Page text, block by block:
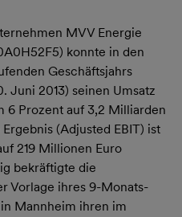
MVV Energie
konnte in den
Geschäftsjahrs
Juni 2013) seinen Umsatz
6 Prozent auf 3,2 Milliarden
(Adjusted EBIT) ist
219 Millionen Euro
bekräftigte die
Vorlage ihres 9-Monats-
Mannheim ihren im